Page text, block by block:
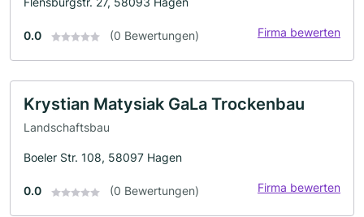
0.0 (0 Bewertungen) Firma bewerten
Krystian Matysiak GaLa Trockenbau
Landschaftsbau
Boeler Str. 108, 58097 Hagen
0.0 (0 Bewertungen) Firma bewerten